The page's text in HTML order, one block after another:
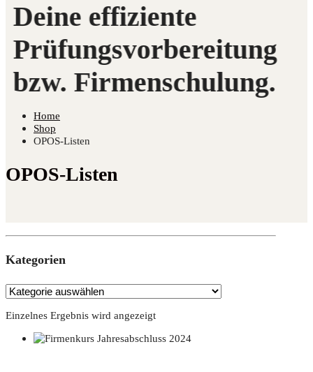
Home
Shop
OPOS-Listen
OPOS-Listen
Kate­go­rien
Einzelnes Ergebnis wird angezeigt